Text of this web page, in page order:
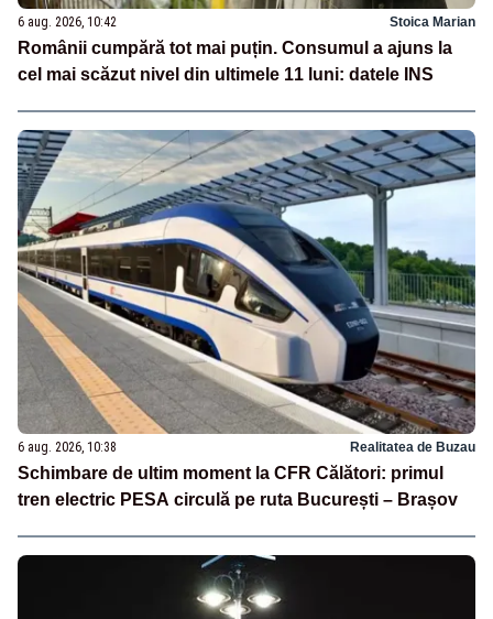
6 aug. 2026, 10:42 Stoica Marian
Românii cumpără tot mai puțin. Consumul a ajuns la
cel mai scăzut nivel din ultimele 11 luni: datele INS
6 aug. 2026, 10:38 Realitatea de Buzau
Schimbare de ultim moment la CFR Călători: primul
tren electric PESA circulă pe ruta București – Brașov